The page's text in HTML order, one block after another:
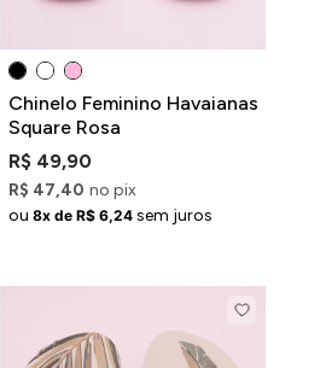
Chinelo Feminino Havaianas
Square Rosa
R$ 49,90
R$ 47,40 no pix
ou 8x de R$ 6,24 sem juros